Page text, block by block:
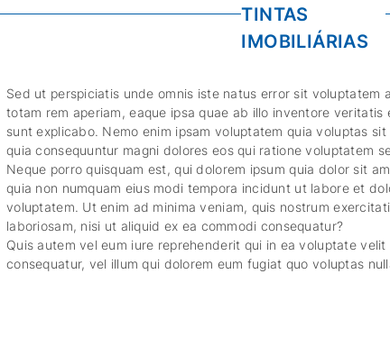
TINTAS
IMOBILIÁRIAS
Sed ut perspiciatis unde omnis iste natus error sit voluptatem
totam rem aperiam, eaque ipsa quae ab illo inventore
sunt explicabo. Nemo enim ipsam voluptatem quia voluptas
quia consequuntur magni dolores eos qui ratione voluptatem
Neque porro quisquam est, qui dolorem ipsum quia dolor sit
quia non numquam eius modi tempora incidunt ut labore et
voluptatem. Ut enim ad minima veniam, quis nostrum
laboriosam, nisi ut aliquid ex ea commodi consequatur?
Quis autem vel eum iure reprehenderit qui in ea voluptate
consequatur, vel illum qui dolorem eum fugiat quo voluptas